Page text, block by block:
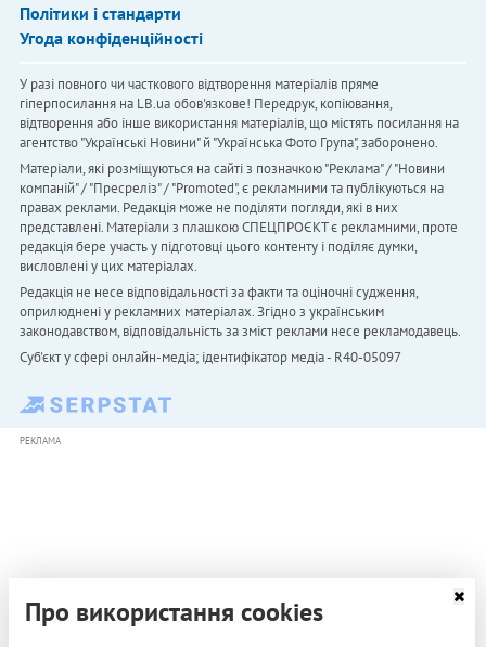
Політики і стандарти
Угода конфіденційності
У разі повного чи часткового відтворення матеріалів пряме
гіперпосилання на LB.ua обов'язкове! Передрук, копіювання,
відтворення або інше використання матеріалів, що містять посилання на
агентство "Українськi Новини" й "Українська Фото Група", заборонено.
Матеріали, які розміщуються на сайті з позначкою "Реклама" / "Новини
компаній" / "Пресреліз" / "Promoted", є рекламними та публікуються на
правах реклами. Редакція може не поділяти погляди, які в них
представлені. Матеріали з плашкою СПЕЦПРОЄКТ є рекламними, проте
редакція бере участь у підготовці цього контенту і поділяє думки,
висловлені у цих матеріалах.
Редакція не несе відповідальності за факти та оціночні судження,
оприлюднені у рекламних матеріалах. Згідно з українським
законодавством, відповідальність за зміст реклами несе рекламодавець.
Cуб'єкт у сфері онлайн-медіа; ідентифікатор медіа - R40-05097
РЕКЛАМА
Про використання cookies